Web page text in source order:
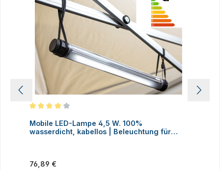
Mobile LED-Lampe 4,5 W. 100%
wasserdicht, kabellos | Beleuchtung für
Regulärer Preis:
76,89 €